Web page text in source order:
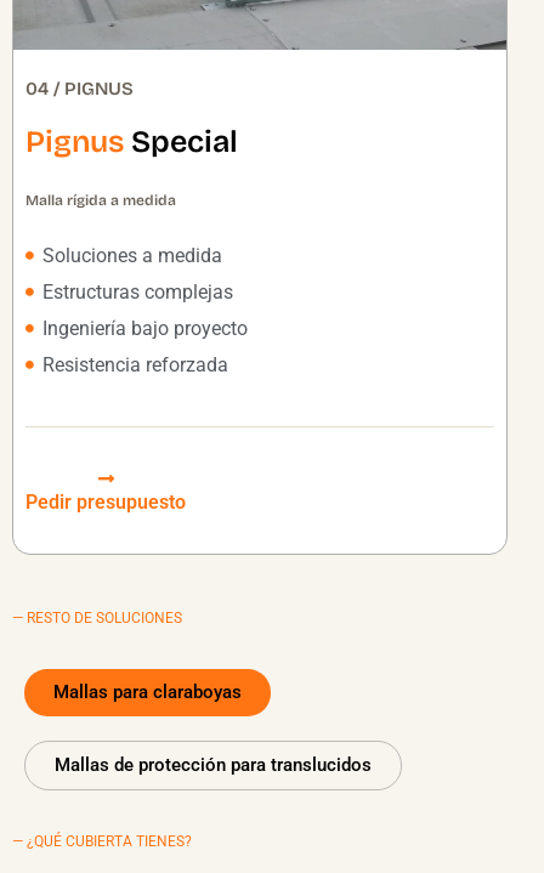
04 / PIGNUS
Pignus Special
Malla rígida a medida
Soluciones a medida
Estructuras complejas
Ingeniería bajo proyecto
Resistencia reforzada
Pedir presupuesto
— RESTO DE SOLUCIONES
Mallas para claraboyas
Mallas de protección para translucidos
— ¿QUÉ CUBIERTA TIENES?